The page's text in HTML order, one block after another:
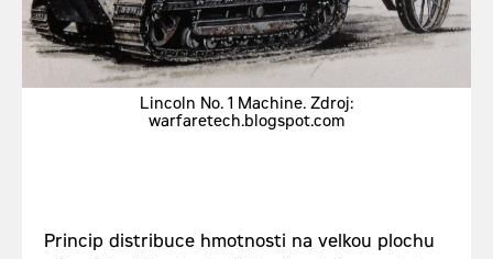
Lincoln No. 1 Machine. Zdroj:
warfaretech.blogspot.com
Princip distribuce hmotnosti na velkou plochu